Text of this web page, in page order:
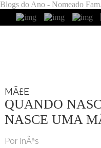
Blogs do Ano - Nomeado
MÃ£E
QUANDO
NASCE UMA
Por InÃªs